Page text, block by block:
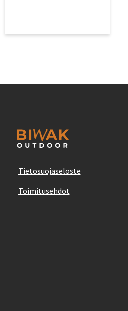
Tietosuojaseloste
Toimitusehdot